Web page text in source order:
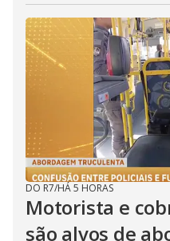
DO R7/HÁ 5 HORAS
Motorista e
são alvos de